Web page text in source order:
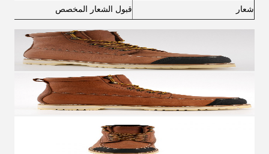
شعار قبول الشعار المخصص